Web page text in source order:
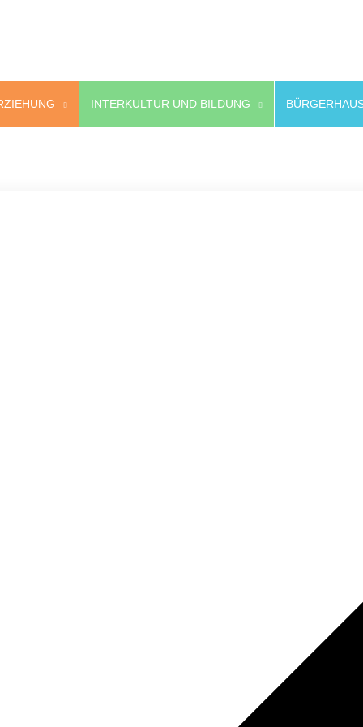
INTERKULTUR UND BILDUNG